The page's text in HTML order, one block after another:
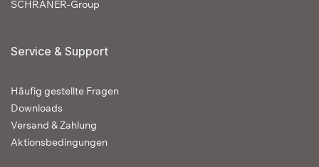
SCHRANER-Group
Service & Support
Häufig gestellte Fragen
Downloads
Versand & Zahlung
Aktionsbedingungen